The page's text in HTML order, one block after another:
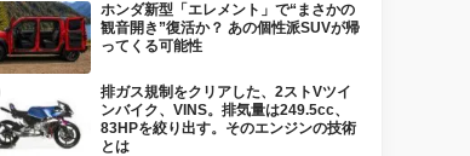
ホンダ新型「エレメント」で“まさかの
観音開き”復活か？ あの個性派SUVが帰
ってくる可能性
排ガス規制をクリアした、2ストVツイ
ンバイク、VINS。排気量は249.5cc、
83HPを絞り出す。そのエンジンの技術
とは